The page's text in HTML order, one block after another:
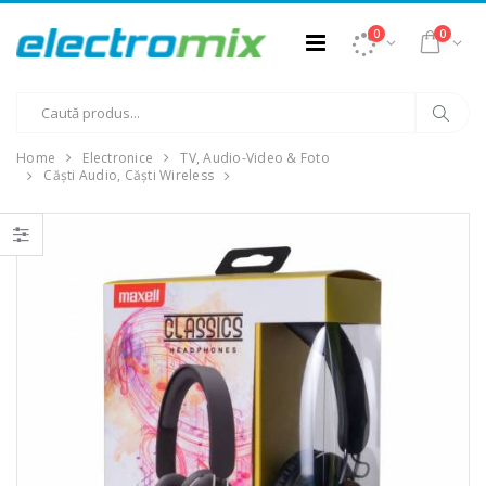
0 0
Home Electronice
TV, Audio-Video & Foto
Căști Audio, Căști Wireless